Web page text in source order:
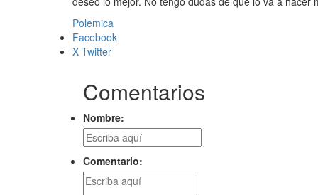
Polemica
Facebook
X Twitter
Comentarios
Nombre:
Comentario: